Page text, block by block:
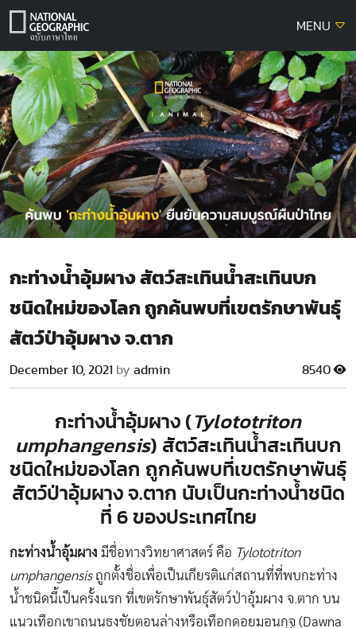
Skip
MENU
กะท่างน้ำอุ้มผาง สัตว์สะเทินน้ำสะเทินบก
ชนิดใหม่ของโลก ถูกค้นพบที่เขตรักษาพันธุ์
สัตว์ป่าอุ้มผาง จ.ตาก
December 10, 2021 by admin 8540
กะท่างน้ำอุ้มผาง (Tylototriton
umphangensis)​ สัตว์สะเทินน้ำสะเทินบก
ชนิดใหม่ของโลก ถูกค้นพบที่เขตรักษาพันธุ์
สัตว์ป่าอุ้มผาง จ.ตาก นับเป็นกะท่างน้ำชนิด
ที่ 6 ของประเทศไทย
กะท่างน้ำอุ้มผาง มีชื่อทางวิทยาศาสตร์ คือ Tylototriton
umphangensisถูกตั้งชื่อเพื่อเป็นเกียรติแก่สถานที่ที่พบกะท่าง
น้ำชนิดนี้เป็นครั้งแรก ที่เขตรักษาพันธุ์สัตว์ป่าอุ้มผาง จ.ตาก บน
แนวเทือกเขาถนนธงชัยตอนล่างหรือเทือกดอยมอนกุจู (Dawna